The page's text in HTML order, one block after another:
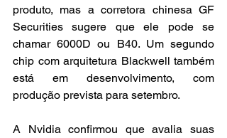
produto, mas a corretora chinesa GF
Securities sugere que ele pode se
chamar 6000D ou B40. Um segundo
chip com arquitetura Blackwell também
está em desenvolvimento, com
produção prevista para setembro.
A Nvidia confirmou que avalia suas